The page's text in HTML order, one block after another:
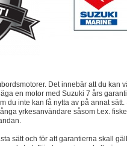
Det innebär att du
en motor med Suzuki 7 års
du inte kan få nytta av på annat
yrkesanvändare såsom t.ex.
sätt och för att garantierna skall